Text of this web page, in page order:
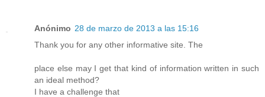
Anónimo 28 de marzo de 2013 a las 15:16
Thank you for any other informative site. The
place else may I get that kind of information written in such
an ideal method?
I have a challenge that